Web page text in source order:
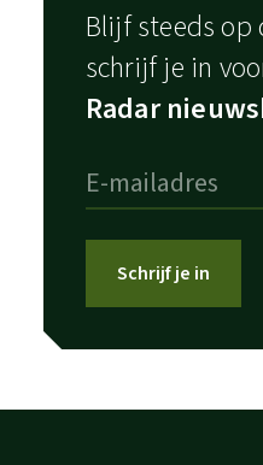
Blijf steeds op
schrijf je in
Radar
Schrijf je in